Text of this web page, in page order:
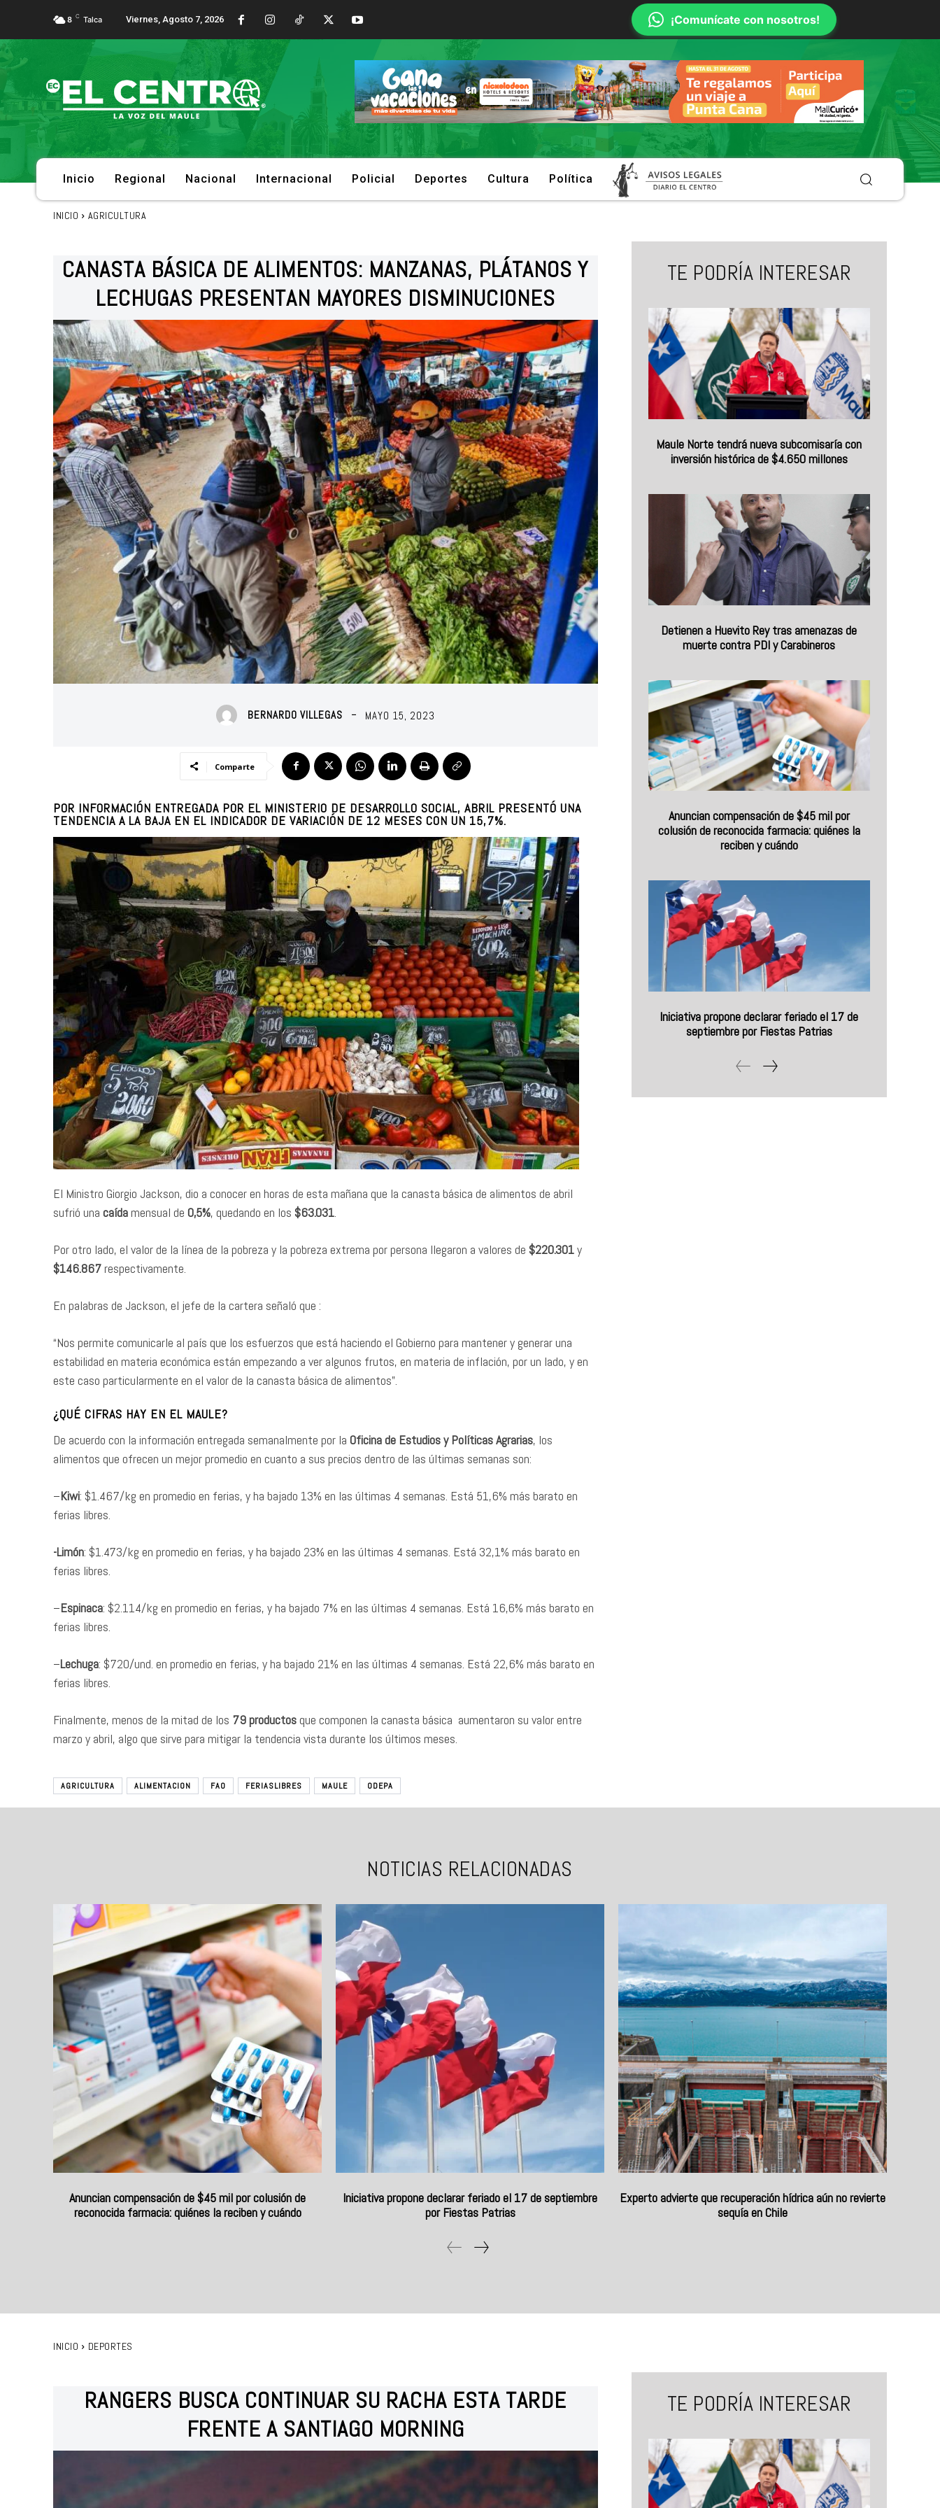
8 C Talca Viernes, Agosto 7, 2026 ¡Comunícate con nosotros!
Inicio Regional Nacional Internacional Policial Deportes Cultura Política
INICIO AGRICULTURA
CANASTA BÁSICA DE ALIMENTOS: MANZANAS, PLÁTANOS Y
LECHUGAS PRESENTAN MAYORES DISMINUCIONES
BERNARDO VILLEGAS MAYO 15, 2023
Comparte
POR INFORMACIÓN ENTREGADA POR EL MINISTERIO DE DESARROLLO SOCIAL, ABRIL PRESENTÓ UNA
TENDENCIA A LA BAJA EN EL INDICADOR DE VARIACIÓN DE 12 MESES CON UN 15,7%.
El Ministro Giorgio Jackson, dio a conocer en horas de esta mañana que la canasta básica de alimentos de abril
sufrió una caídamensual de 0,5%, quedando en los $63.031
Por otro lado, el valor de la línea de la pobreza y la pobreza extrema por persona llegaron a valores de $220.301y
$146.867respectivamente.
En palabras de Jackson, el jefe de la cartera señaló que :
“Nos permite comunicarle al país que los esfuerzos que está haciendo el Gobierno para mantener y generar una
estabilidad en materia económica están empezando a ver algunos frutos, en materia de inflación, por un lado, y en
este caso particularmente en el valor de la canasta básica de alimentos”.
¿QUÉ CIFRAS HAY EN EL MAULE?
De acuerdo con la información entregada semanalmente por la Oficina de Estudios y Políticas Agrarias, los
alimentos que ofrecen un mejor promedio en cuanto a sus precios dentro de las últimas semanas son:
–Kiwi: $1.467/kg en promedio en ferias, y ha bajado 13% en las últimas 4 semanas. Está 51,6% más barato en
ferias libres.
-Limón: $1.473/kg en promedio en ferias, y ha bajado 23% en las últimas 4 semanas. Está 32,1% más barato en
ferias libres.
–Espinaca: $2.114/kg en promedio en ferias, y ha bajado 7% en las últimas 4 semanas. Está 16,6% más barato en
ferias libres.
–Lechuga: $720/und. en promedio en ferias, y ha bajado 21% en las últimas 4 semanas. Está 22,6% más barato en
ferias libres.
Finalmente, menos de la mitad de los 79 productosque componen la canasta básica aumentaron su valor entre
marzo y abril, algo que sirve para mitigar la tendencia vista durante los últimos meses.
AGRICULTURA ALIMENTACION FAO FERIASLIBRES MAULE ODEPA
TE PODRÍA INTERESAR
Maule Norte tendrá nueva subcomisaría con
inversión histórica de $4.650 millones
Detienen a Huevito Rey tras amenazas de
muerte contra PDI y Carabineros
Anuncian compensación de $45 mil por
colusión de reconocida farmacia: quiénes la
reciben y cuándo
Iniciativa propone declarar feriado el 17 de
septiembre por Fiestas Patrias
NOTICIAS RELACIONADAS
Anuncian compensación de $45 mil por colusión de
reconocida farmacia: quiénes la reciben y cuándo
Iniciativa propone declarar feriado el 17 de septiembre
por Fiestas Patrias
Experto advierte que recuperación hídrica aún no revierte
sequía en Chile